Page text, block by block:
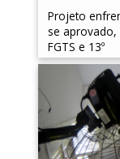
Projeto
se
FGTS e 13º